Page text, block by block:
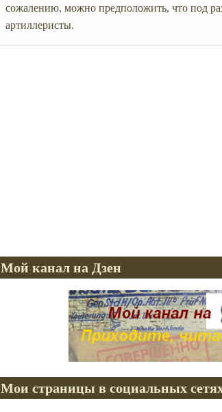
сожалению, можно предположить, что под
артиллеристы.
Мой канал на Дзен
Мои страницы в социальных